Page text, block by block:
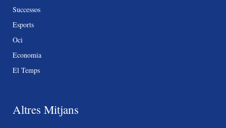
Successos
Esports
Oci
Economia
El Temps
Altres Mitjans